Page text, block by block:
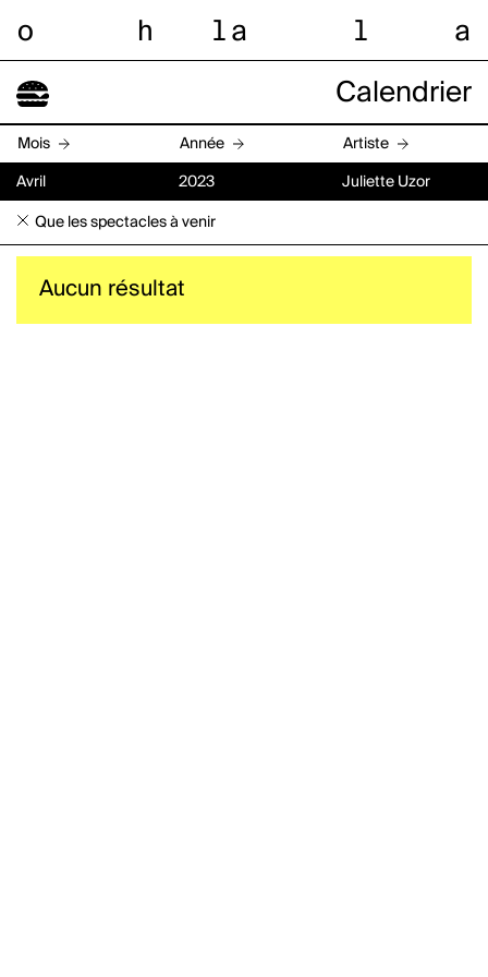
o h l a l a
Calendrier
Mois Année Artiste
Avril 2023 Juliette Uzor
Que les spectacles à venir
Aucun résultat